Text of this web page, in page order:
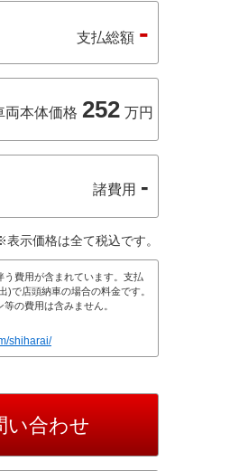
支払総額 -
両本体価格 252 万円
諸費用 -
示価格は全て税込です。
費用が含まれています。支払
)で店頭納車の場合の料金です。
の費用は含みません。
shiharai/